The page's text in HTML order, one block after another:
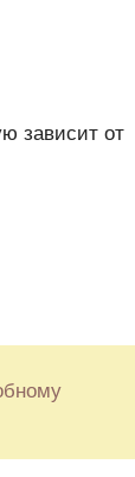
зависит от